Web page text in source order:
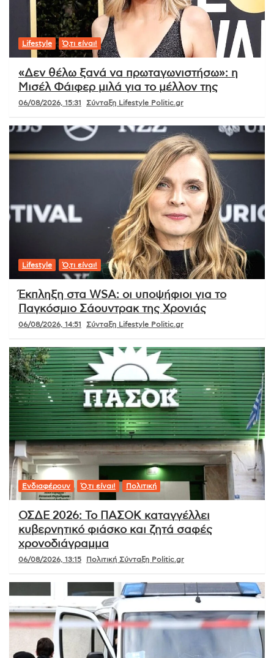
Lifestyle Ό,τι είναι!
«Δεν θέλω ξανά να πρωταγωνιστήσω»: η
Μισέλ Φάιφερ μιλά για το μέλλον της
06/08/2026, 15:31 Σύνταξη Lifestyle Politic.gr
Lifestyle Ό,τι είναι!
Έκπληξη στα WSA: οι υποψήφιοι για το
Παγκόσμιο Σάουντρακ της Χρονιάς
06/08/2026, 14:51 Σύνταξη Lifestyle Politic.gr
Ενδιαφέρουν Ό,τι είναι! Πολιτική
ΟΣΔΕ 2026: Το ΠΑΣΟΚ καταγγέλλει
κυβερνητικό φιάσκο και ζητά σαφές
χρονοδιάγραμμα
06/08/2026, 13:15 Πολιτική Σύνταξη Politic.gr